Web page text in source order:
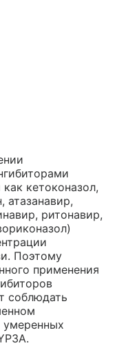
кетоконазол,
атазанавир,
ритонавир,
Поэтому
применения
соблюдать
умеренных